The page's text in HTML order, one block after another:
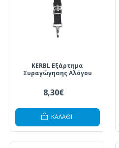
KERBL Εξάρτημα
Συραγώγησης Αλόγου
8,30€
ΚΑΛΆΘΙ